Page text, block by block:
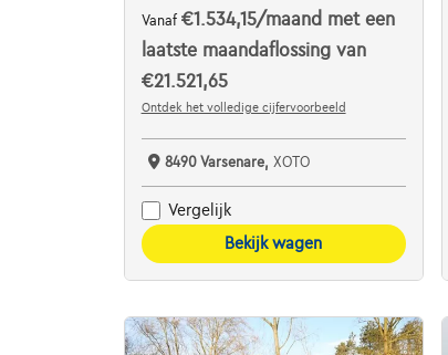
Vanaf €1.534,15/maand met een
laatste maandaflossing van
€21.521,65
Ontdek het volledige cijfervoorbeeld
8490 Varsenare, XOTO
Vergelijk
Bekijk wagen